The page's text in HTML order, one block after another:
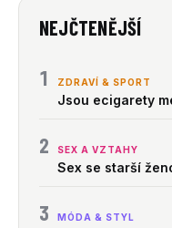
NEJČTENĚJŠÍ
1 ZDRAVÍ & SPORT
Jsou ecigarety
2 SEX A VZTAHY
Sex se starší
3 MÓDA & STYL